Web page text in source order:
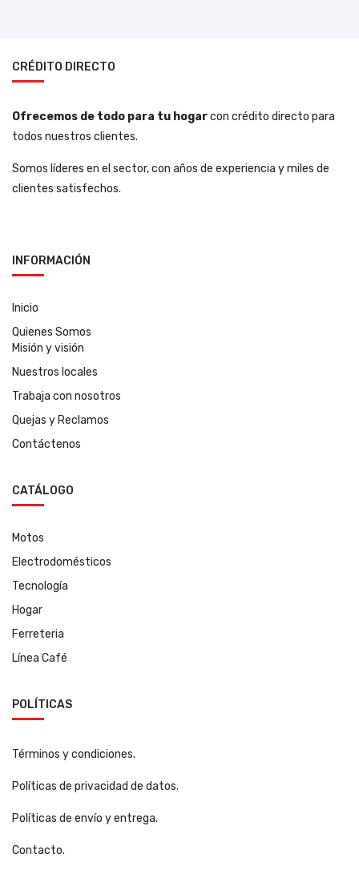
CRÉDITO DIRECTO
Ofrecemos de todo para tu hogarcon crédito directo para
todos nuestros clientes.
Somos líderes en el sector, con años de experiencia y miles de
clientes satisfechos.
INFORMACIÓN
Inicio
Quienes Somos
Misión y visión
Nuestros locales
Trabaja con nosotros
Quejas y Reclamos
Contáctenos
CATÁLOGO
Motos
Electrodomésticos
Tecnología
Hogar
Ferreteria
Línea Café
POLÍTICAS
Términos y condiciones.
Políticas de privacidad de datos.
Políticas de envío y entrega.
Contacto.